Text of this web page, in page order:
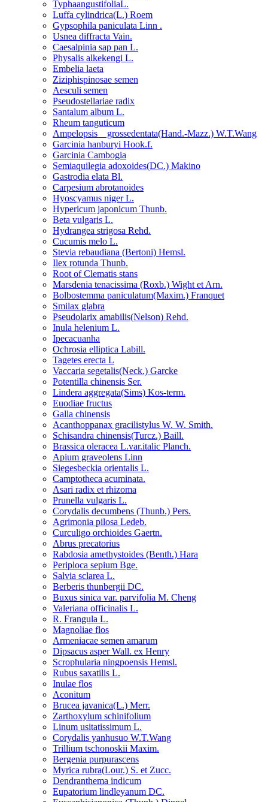
TyphaangustifoliaL.
Luffa cylindrica(L.) Roem
Gypsophila paniculata Linn .
Usnea diffracta Vain.
Caesalpinia sap pan L.
Physalis alkekengi L.
Embelia laeta
Ziziphispinosae semen
Aesculi semen
Pseudostellariae radix
Santalum album L.
Rheum tanguticum
Ampelopsis grossedentata(Hand.-Mazz.) W.T.Wang
Garcinia hanburyi Hook.f.
Garcinia Cambogia
Semiaquilegia adoxoides(DC.) Makino
Gastrodia elata Bl.
Carpesium abrotanoides
Hyoscyamus niger L.
Hypericum japonicum Thunb.
Beta vulgaris L.
Hydrangea strigosa Rehd.
Cucumis melo L.
Stevia rebaudiana (Bertoni) Hemsl.
Ilex rotunda Thunb.
Root of Clematis stans
Marsdenia tenacissima (Roxb.) Wight et Arn.
Bolbostemma paniculatum(Maxim.) Franquet
Smilax glabra
Pseudolarix amabilis(Nelson) Rehd.
Inula helenium L.
Ipecacuanha
Ochrosia elliptica Labill.
Tagetes erecta L
Vaccaria segetalis(Neck.) Garcke
Potentilla chinensis Ser.
Lindera aggregata(Sims) Kos-term.
Euodiae fructus
Galla chinensis
Acanthoppanax gracilistylus W. W. Smith.
Schisandra chinensis(Turcz.) Baill.
Brassica oleracea L.var.italic Planch.
Apium graveolens Linn
Siegesbeckia orientalis L.
Camptotheca acuminata.
Asari radix et rhizoma
Prunella vulgaris L.
Corydalis decumbens (Thunb.) Pers.
Agrimonia pilosa Ledeb.
Curculigo orchioides Gaertn.
Abrus precatorius
Rabdosia amethystoides (Benth.) Hara
Periploca sepium Bge.
Salvia sclarea L.
Berberis thunbergii DC.
Buxus sinica var. parvifolia M. Cheng
Valeriana officinalis L.
R. Frangula L.
Magnoliae flos
Armeniacae semen amarum
Dipsacus asper Wall. ex Henry
Scrophularia ningpoensis Hemsl.
Rubus saxatilis L.
Inulae flos
Aconitum
Brucea javanica(L.) Merr.
Zarthoxylum schinifolium
Linum usitatissimum L.
Corydalis yanhusuo W.T.Wang
Trillium tschonoskii Maxim.
Bergenia purpurascens
Myrica rubra(Lour.) S. et Zucc.
Dendranthema indicum
Eupatorium lindleyanum DC.